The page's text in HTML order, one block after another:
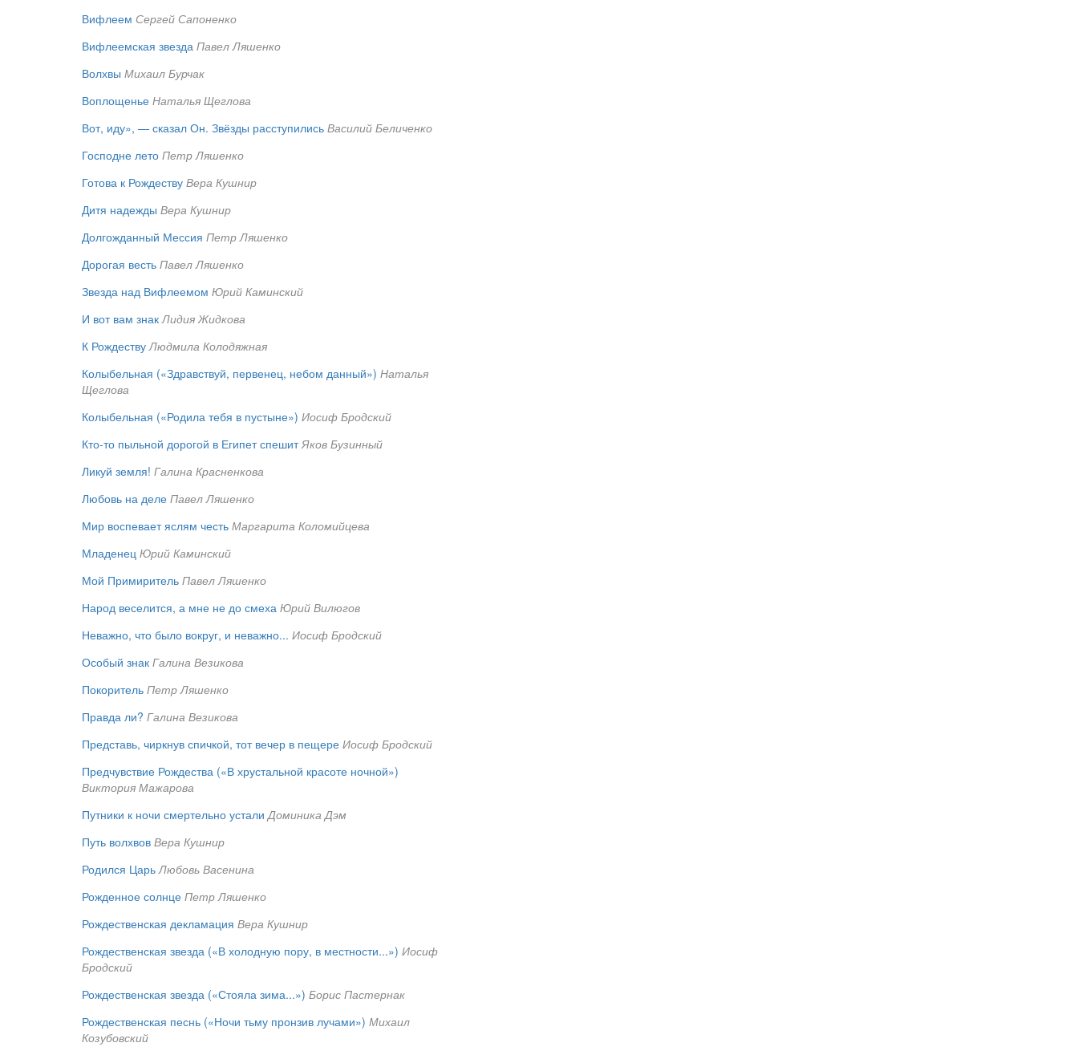
Вифлеем Сергей Сапоненко
Вифлеемская звезда Павел Ляшенко
Волхвы Михаил Бурчак
Воплощенье Наталья Щеглова
Вот, иду», — сказал Он. Звёзды расступились Василий Беличенко
Господне лето Петр Ляшенко
Готова к Рождеству Вера Кушнир
Дитя надежды Вера Кушнир
Долгожданный Мессия Петр Ляшенко
Дорогая весть Павел Ляшенко
Звезда над Вифлеемом Юрий Каминский
И вот вам знак Лидия Жидкова
К Рождеству Людмила Колодяжная
Колыбельная («Здравствуй, первенец, небом данный») Наталья
Щеглова
Колыбельная («Родила тебя в пустыне») Иосиф Бродский
Кто-то пыльной дорогой в Египет спешит Яков Бузинный
Ликуй земля! Галина Красненкова
Любовь на деле Павел Ляшенко
Мир воспевает яслям честь Маргарита Коломийцева
Младенец Юрий Каминский
Мой Примиритель Павел Ляшенко
Народ веселится, а мне не до смеха Юрий Вилюгов
Неважно, что было вокруг, и неважно... Иосиф Бродский
Особый знак Галина Везикова
Покоритель Петр Ляшенко
Правда ли? Галина Везикова
Представь, чиркнув спичкой, тот вечер в пещере Иосиф Бродский
Предчувствие Рождества («В хрустальной красоте ночной»)
Виктория Мажарова
Путники к ночи смертельно устали Доминика Дэм
Путь волхвов Вера Кушнир
Родился Царь Любовь Васенина
Рожденное солнце Петр Ляшенко
Рождественская декламация Вера Кушнир
Рождественская звезда («В холодную пору, в местности...») Иосиф
Бродский
Рождественская звезда («Стояла зима...») Борис Пастернак
Рождественская песнь («Ночи тьму пронзив лучами») Михаил
Козубовский